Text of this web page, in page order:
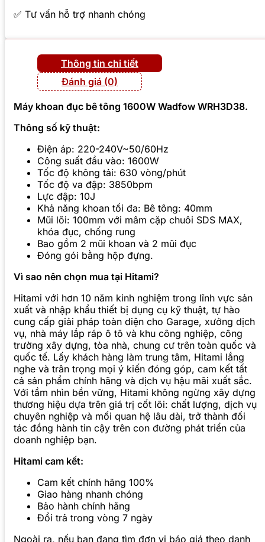
✅ Tư vấn hỗ trợ nhanh chóng
Thông tin chi tiết
Đánh giá (0)
Máy khoan đục bê tông 1600W Wadfow WRH3D38.
Thông số kỹ thuật:
Điện áp: 220-240V~50/60Hz
Công suất đầu vào: 1600W
Tốc độ không tải: 630 vòng/phút
Tốc độ va đập: 3850bpm
Lực đập: 10J
Khả năng khoan tối đa: Bê tông: 40mm
Mũi lõi: 100mm với mâm cặp chuôi SDS MAX,
khóa đục, chống rung
Bao gồm 2 mũi khoan và 2 mũi đục
Đóng gói bằng hộp đựng.
Vì sao nên chọn mua tại Hitami?
Hitami với hơn 10 năm kinh nghiệm trong lĩnh vực sản
xuất và nhập khẩu thiết bị dụng cụ kỹ thuật, tự hào
cung cấp giải pháp toàn diện cho Garage, xưởng dịch
vụ, nhà máy lắp ráp ô tô và khu công nghiệp, công
trường xây dựng, tòa nhà, chung cư trên toàn quốc và
quốc tế. Lấy khách hàng làm trung tâm, Hitami lắng
nghe và trân trọng mọi ý kiến đóng góp, cam kết tất
cả sản phẩm chính hãng và dịch vụ hậu mãi xuất sắc.
Với tầm nhìn bền vững, Hitami không ngừng xây dựng
thương hiệu dựa trên giá trị cốt lõi: chất lượng, dịch vụ
chuyên nghiệp và mối quan hệ lâu dài, trở thành đối
tác đồng hành tin cậy trên con đường phát triển của
doanh nghiệp bạn.
Hitami cam kết:
Cam kết chính hãng 100%
Giao hàng nhanh chóng
Bảo hành chính hãng
Đổi trả trong vòng 7 ngày
Ngoài ra, nếu bạn đang tìm đơn vị báo giá theo danh